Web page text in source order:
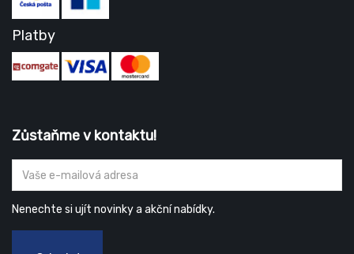
Platby
Zůstaňme v kontaktu!
Nenechte si ujít novinky a akční nabídky.